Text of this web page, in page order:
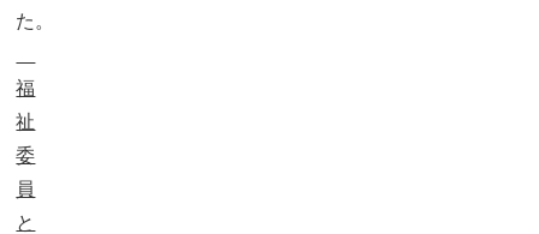
た。
福
祉
委
員
と